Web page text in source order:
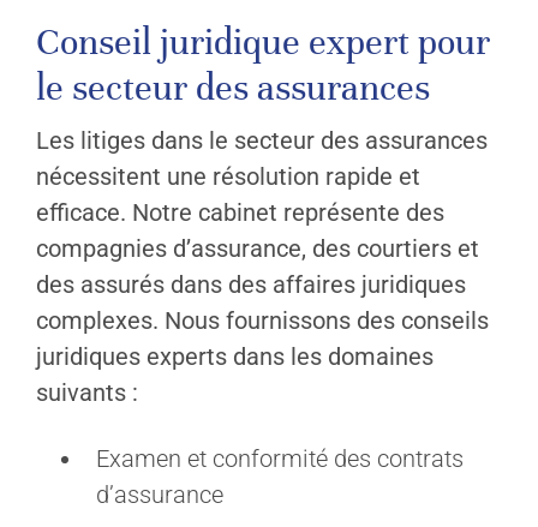
Conseil juridique expert pour
le secteur des assurances
Les litiges dans le secteur des assurances
nécessitent une résolution rapide et
efficace. Notre cabinet représente des
compagnies d’assurance, des courtiers et
des assurés dans des affaires juridiques
complexes. Nous fournissons des conseils
juridiques experts dans les domaines
suivants :
Examen et conformité des contrats
d’assurance